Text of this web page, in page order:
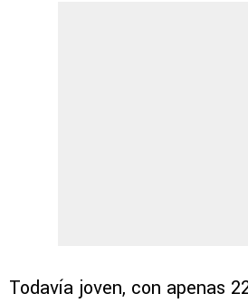
Todavía joven, con apenas